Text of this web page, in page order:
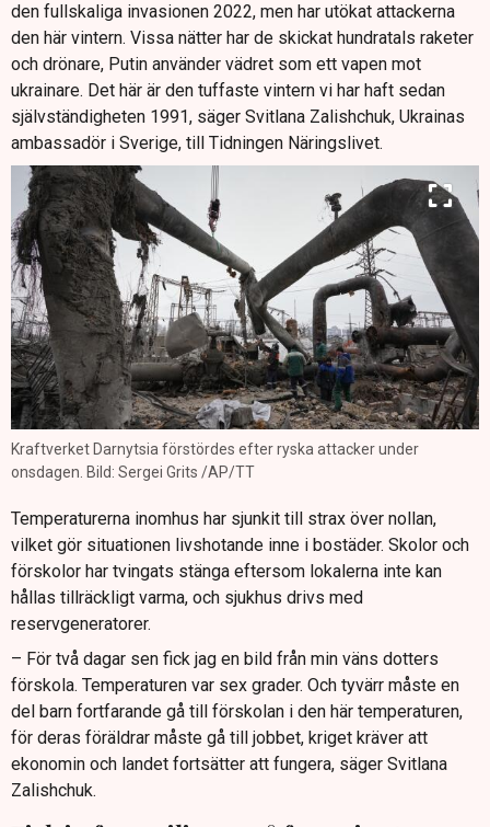
den fullskaliga invasionen 2022, men har utökat attackerna
den här vintern. Vissa nätter har de skickat hundratals raketer
och drönare, Putin använder vädret som ett vapen mot
ukrainare. Det här är den tuffaste vintern vi har haft sedan
självständigheten 1991, säger Svitlana Zalishchuk, Ukrainas
ambassadör i Sverige, till Tidningen Näringslivet.
Kraftverket Darnytsia förstördes efter ryska attacker under
onsdagen. Bild: Sergei Grits /AP/TT
Temperaturerna inomhus har sjunkit till strax över nollan,
vilket gör situationen livshotande inne i bostäder. Skolor och
förskolor har tvingats stänga eftersom lokalerna inte kan
hållas tillräckligt varma, och sjukhus drivs med
reservgeneratorer.
– För två dagar sen fick jag en bild från min väns dotters
förskola. Temperaturen var sex grader. Och tyvärr måste en
del barn fortfarande gå till förskolan i den här temperaturen,
för deras föräldrar måste gå till jobbet, kriget kräver att
ekonomin och landet fortsätter att fungera, säger Svitlana
Zalishchuk.